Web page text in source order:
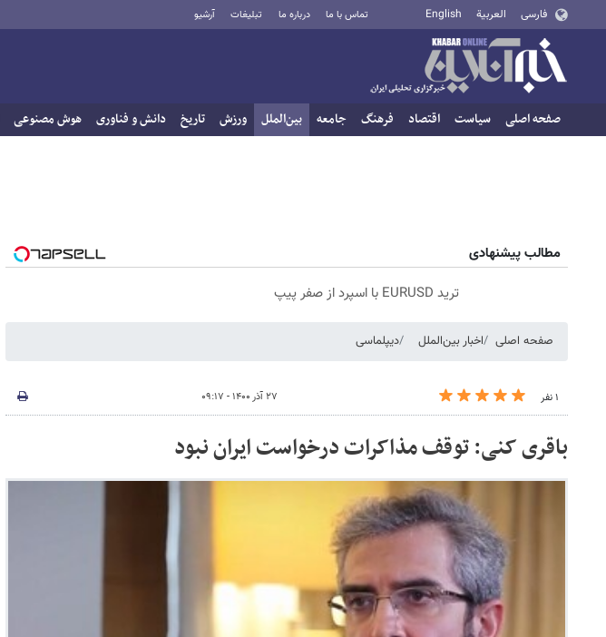
فارسی العربية English تماس با ما درباره ما تبلیغات آرشیو
صفحه اصلی سیاست اقتصاد فرهنگ جامعه بین‌الملل ورزش تاریخ دانش و فناوری هوش مصنوعی
مطالب پیشنهادی
ترید EURUSD با اسپرد از صفر پیپ
صفحه اصلی اخبار بین‌الملل دیپلماسی
۱ نفر ۲۷ آذر ۱۴۰۰ - ۰۹:۱۷
باقری کنی: توقف مذاکرات درخواست ایران نبود